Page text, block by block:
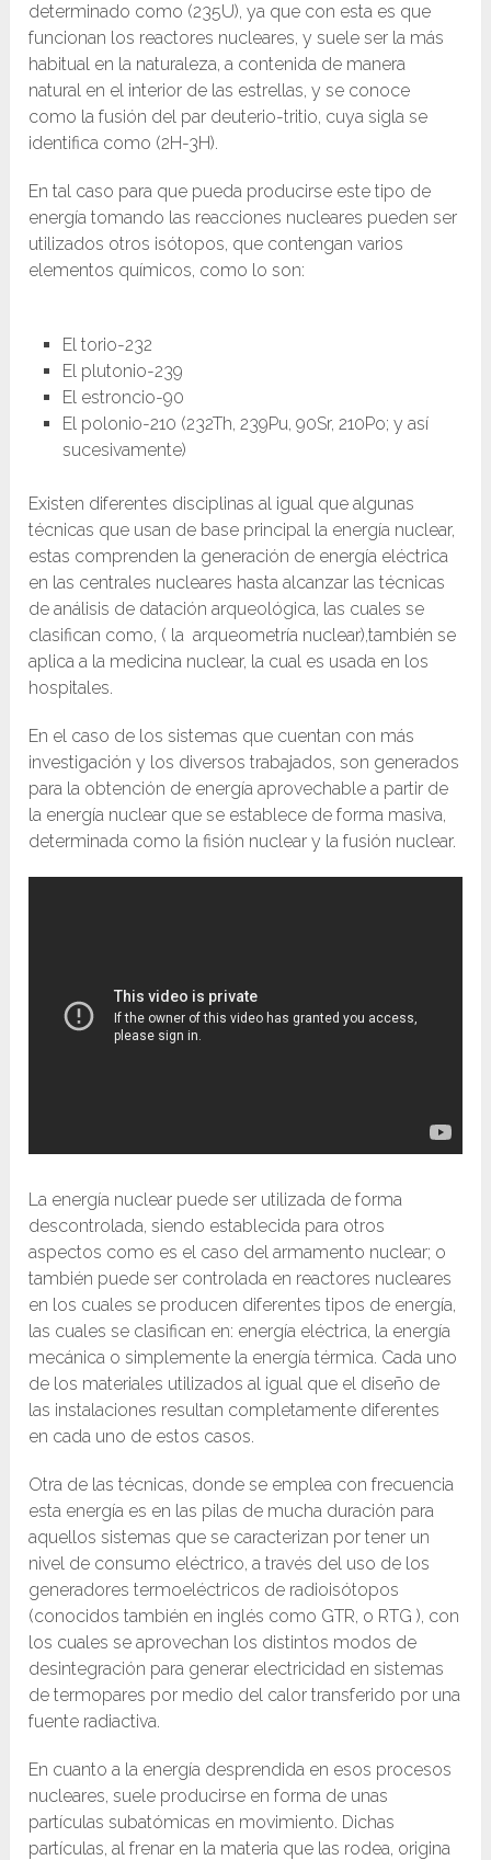
determinado como (235U), ya que con esta es que
funcionan los reactores nucleares, y suele ser la más
habitual en la naturaleza, a contenida de manera
natural en el interior de las estrellas, y se conoce
como la fusión del par deuterio-tritio, cuya sigla se
identifica como (2H-3H).
En tal caso para que pueda producirse este tipo de
energía tomando las reacciones nucleares pueden ser
utilizados otros isótopos, que contengan varios
elementos químicos, como lo son:
El torio-232
El plutonio-239
El estroncio-90
El polonio-210 (232Th, 239Pu, 90Sr, 210Po; y así
sucesivamente)
Existen diferentes disciplinas al igual que algunas
técnicas que usan de base principal la energía nuclear,
estas comprenden la generación de energía eléctrica
en las centrales nucleares hasta alcanzar las técnicas
de análisis de datación arqueológica, las cuales se
clasifican como, ( la arqueometría nuclear),también se
aplica a la medicina nuclear, la cual es usada en los
hospitales.
En el caso de los sistemas que cuentan con más
investigación y los diversos trabajados, son generados
para la obtención de energía aprovechable a partir de
la energía nuclear que se establece de forma masiva,
determinada como la fisión nuclear y la fusión nuclear.
La energía nuclear puede ser utilizada de forma
descontrolada, siendo establecida para otros
aspectos como es el caso del armamento nuclear; o
también puede ser controlada en reactores nucleares
en los cuales se producen diferentes tipos de energía,
las cuales se clasifican en: energía eléctrica, la energía
mecánica o simplemente la energía térmica. Cada uno
de los materiales utilizados al igual que el diseño de
las instalaciones resultan completamente diferentes
en cada uno de estos casos.
Otra de las técnicas, donde se emplea con frecuencia
esta energía es en las pilas de mucha duración para
aquellos sistemas que se caracterizan por tener un
nivel de consumo eléctrico, a través del uso de los
generadores termoeléctricos de radioisótopos
(conocidos también en inglés como GTR, o RTG ), con
los cuales se aprovechan los distintos modos de
desintegración para generar electricidad en sistemas
de termopares por medio del calor transferido por una
fuente radiactiva.
En cuanto a la energía desprendida en esos procesos
nucleares, suele producirse en forma de unas
partículas subatómicas en movimiento. Dichas
partículas, al frenar en la materia que las rodea, origina